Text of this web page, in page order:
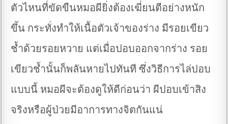
ตัวไหนที่ขัดขืนหมอผียิ่งต้องเฆี่ยนตีอย่างหนัก
ขึ้น กระทั่งทำให้เนื้อตัวเจ้าของร่าง มีรอยเขียว
ช้ำด้วยรอยหวาย แต่เมื่อปอบออกจากร่าง รอย
เขียวช้ำนั้นก็พลันหายไปทันที ซึ่งวิธีการไล่ปอบ
แบบนี้ หมอผีจะต้องดูให้ดีก่อนว่า ผีปอบเข้าสิง
จริงหรือผู้ป่วยมีอาการทางจิตกันแน่